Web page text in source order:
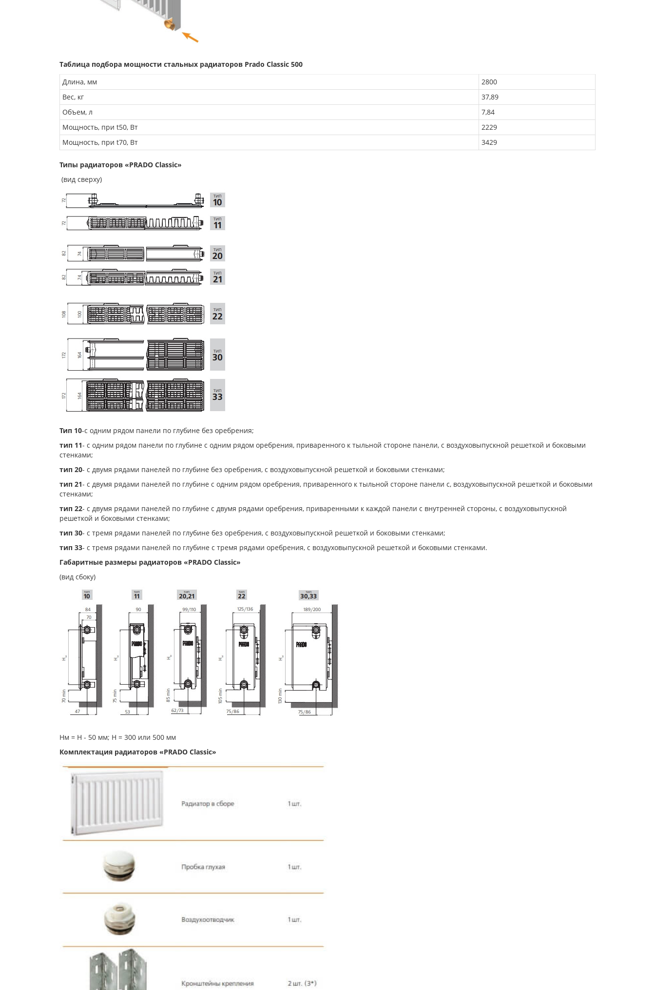
Таблица подбора мощности стальных радиаторов Prado Classic 500
Длина, мм
2800
Вес, кг
37,89
Объем, л
7,84
Мощность, при t50, Вт
2229
Мощность, при t70, Вт
3429
Типы радиаторов «PRADO Classic»
(вид сверху)
Тип 10-с одним рядом панели по глубине без оребрения;
тип 11- с одним рядом панели по глубине с одним рядом оребрения, приваренного к тыльной стороне панели, с воздуховыпускной решеткой и боковыми
стенками;
тип 20- с двумя рядами панелей по глубине без оребрения, с воздуховыпускной решеткой и боковыми стенками;
тип 21- с двумя рядами панелей по глубине с одним рядом оребрения, приваренного к тыльной стороне панели с, воздуховыпускной решеткой и боковыми
стенками;
тип 22- с двумя рядами панелей по глубине с двумя рядами оребрения, приваренными к каждой панели с внутренней стороны, с воздуховыпускной
решеткой и боковыми стенками;
тип 30- с тремя рядами панелей по глубине без оребрения, с воздуховыпускной решеткой и боковыми стенками;
тип 33- с тремя рядами панелей по глубине с тремя рядами оребрения, с воздуховыпускной решеткой и боковыми стенками.
Габаритные размеры радиаторов «PRADO Classic»
(вид сбоку)
Нм = Н - 50 мм; Н = 300 или 500 мм
Комплектация радиаторов «PRADO Classic»